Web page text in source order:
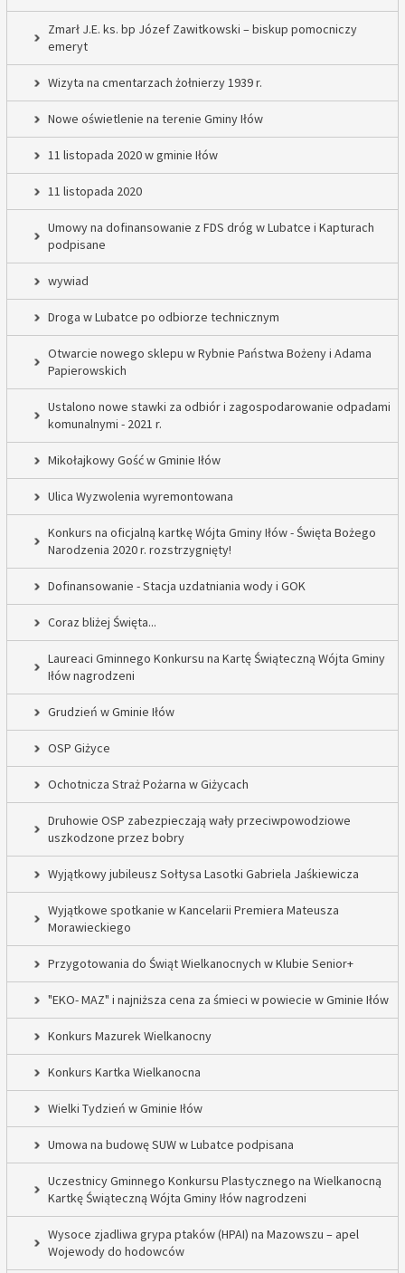
Zmarł J.E. ks. bp Józef Zawitkowski – biskup pomocniczy
emeryt
Wizyta na cmentarzach żołnierzy 1939 r.
Nowe oświetlenie na terenie Gminy Iłów
11 listopada 2020 w gminie Iłów
11 listopada 2020
Umowy na dofinansowanie z FDS dróg w Lubatce i Kapturach
podpisane
wywiad
Droga w Lubatce po odbiorze technicznym
Otwarcie nowego sklepu w Rybnie Państwa Bożeny i Adama
Papierowskich
Ustalono nowe stawki za odbiór i zagospodarowanie odpadami
komunalnymi - 2021 r.
Mikołajkowy Gość w Gminie Iłów
Ulica Wyzwolenia wyremontowana
Konkurs na oficjalną kartkę Wójta Gminy Iłów - Święta Bożego
Narodzenia 2020 r. rozstrzygnięty!
Dofinansowanie - Stacja uzdatniania wody i GOK
Coraz bliżej Święta...
Laureaci Gminnego Konkursu na Kartę Świąteczną Wójta Gminy
Iłów nagrodzeni
Grudzień w Gminie Iłów
OSP Giżyce
Ochotnicza Straż Pożarna w Giżycach
Druhowie OSP zabezpieczają wały przeciwpowodziowe
uszkodzone przez bobry
Wyjątkowy jubileusz Sołtysa Lasotki Gabriela Jaśkiewicza
Wyjątkowe spotkanie w Kancelarii Premiera Mateusza
Morawieckiego
Przygotowania do Świąt Wielkanocnych w Klubie Senior+
"EKO- MAZ" i najniższa cena za śmieci w powiecie w Gminie Iłów
Konkurs Mazurek Wielkanocny
Konkurs Kartka Wielkanocna
Wielki Tydzień w Gminie Iłów
Umowa na budowę SUW w Lubatce podpisana
Uczestnicy Gminnego Konkursu Plastycznego na Wielkanocną
Kartkę Świąteczną Wójta Gminy Iłów nagrodzeni
Wysoce zjadliwa grypa ptaków (HPAI) na Mazowszu – apel
Wojewody do hodowców